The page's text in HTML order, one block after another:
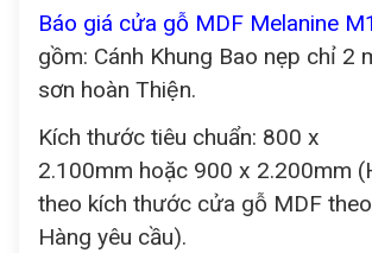
Báo giá cửa gỗ MDF Melanine
gồm: Cánh Khung Bao nẹp chỉ 2
sơn hoàn Thiện.
Kích thước tiêu chuẩn: 800 x
2.100mm hoặc 900 x 2.200mm
theo kích thước cửa gỗ MDF
Hàng yêu cầu).